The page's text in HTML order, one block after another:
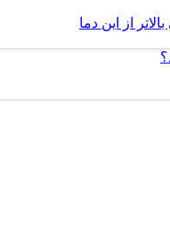
از این دما